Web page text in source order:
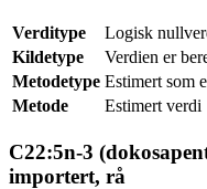
Verditype
Logisk
Kildetype
Verdien er
Metodetype Estimert som
Metode
Estimert verdi
C22:5n-3
importert, rå